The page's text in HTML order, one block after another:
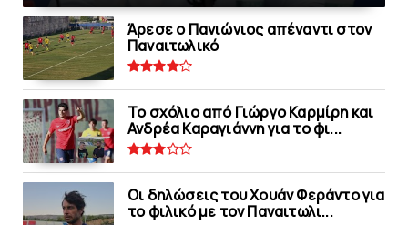
Άρεσε ο Πανιώνιος απέναντι στoν
Παναιτωλικό
Το σχόλιο από Γιώργο Καρμίρη και
Ανδρέα Καραγιάννη για το φι...
Οι δηλώσεις του Χουάν Φεράντο για
το φιλικό με τoν Παναιτωλι...